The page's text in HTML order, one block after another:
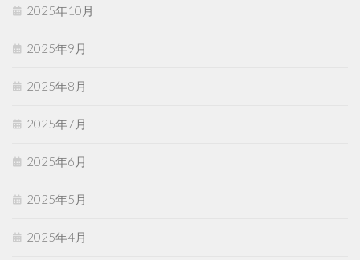
2025年10月
2025年9月
2025年8月
2025年7月
2025年6月
2025年5月
2025年4月